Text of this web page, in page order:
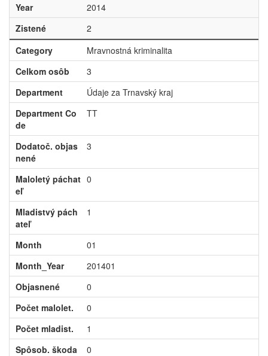
Year
2014
Zistené
2
Category
Mravnostná kriminalita
Celkom osôb
3
Department
Údaje za Trnavský kraj
Department Co
de
TT
Dodatoč. objas
nené
3
Maloletý páchat
eľ
0
Mladistvý pách
ateľ
1
Month
01
Month_Year
201401
Objasnené
0
Počet malolet.
0
Počet mladist.
1
Spôsob. škoda
0